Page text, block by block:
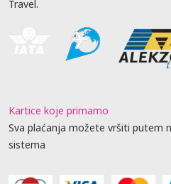
Travel.
Kartice koje primamo
Sva plaćanja možete vršiti putem
sistema